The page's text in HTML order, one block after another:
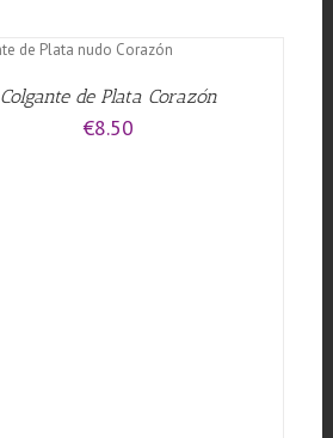
Colgante de Plata Corazón
€8.50